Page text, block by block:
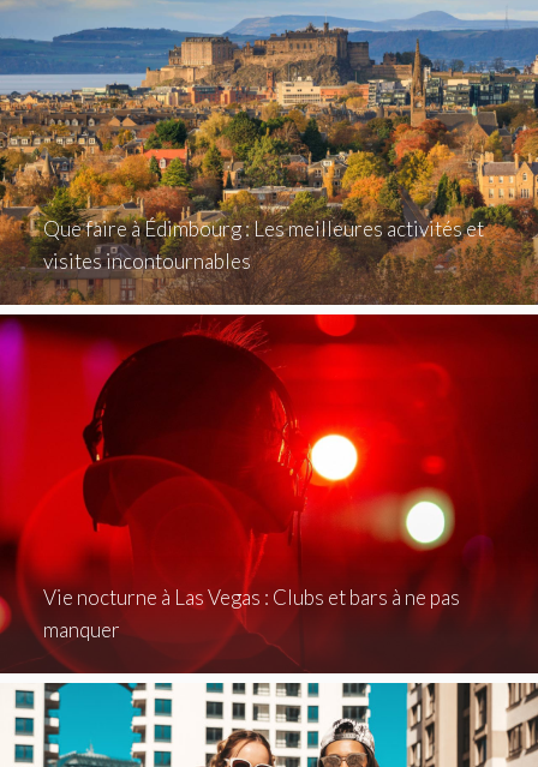
Que faire à Édimbourg : Les meilleures activités et
visites incontournables
Vie nocturne à Las Vegas : Clubs et bars à ne pas
manquer